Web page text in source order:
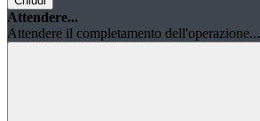
Attendere...
Attendere il completamento dell'operazione...